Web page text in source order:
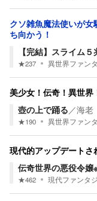
クソ雑魚魔法使いが
ち向かう！
【完結】スライム
★237 異世界ファン
美少女！伝奇！異世界
壺の上で踊る／海老
★190 異世界ファン
現代的アップデートさ
伝奇世界の悪役令嬢
★462 現代ファンタ